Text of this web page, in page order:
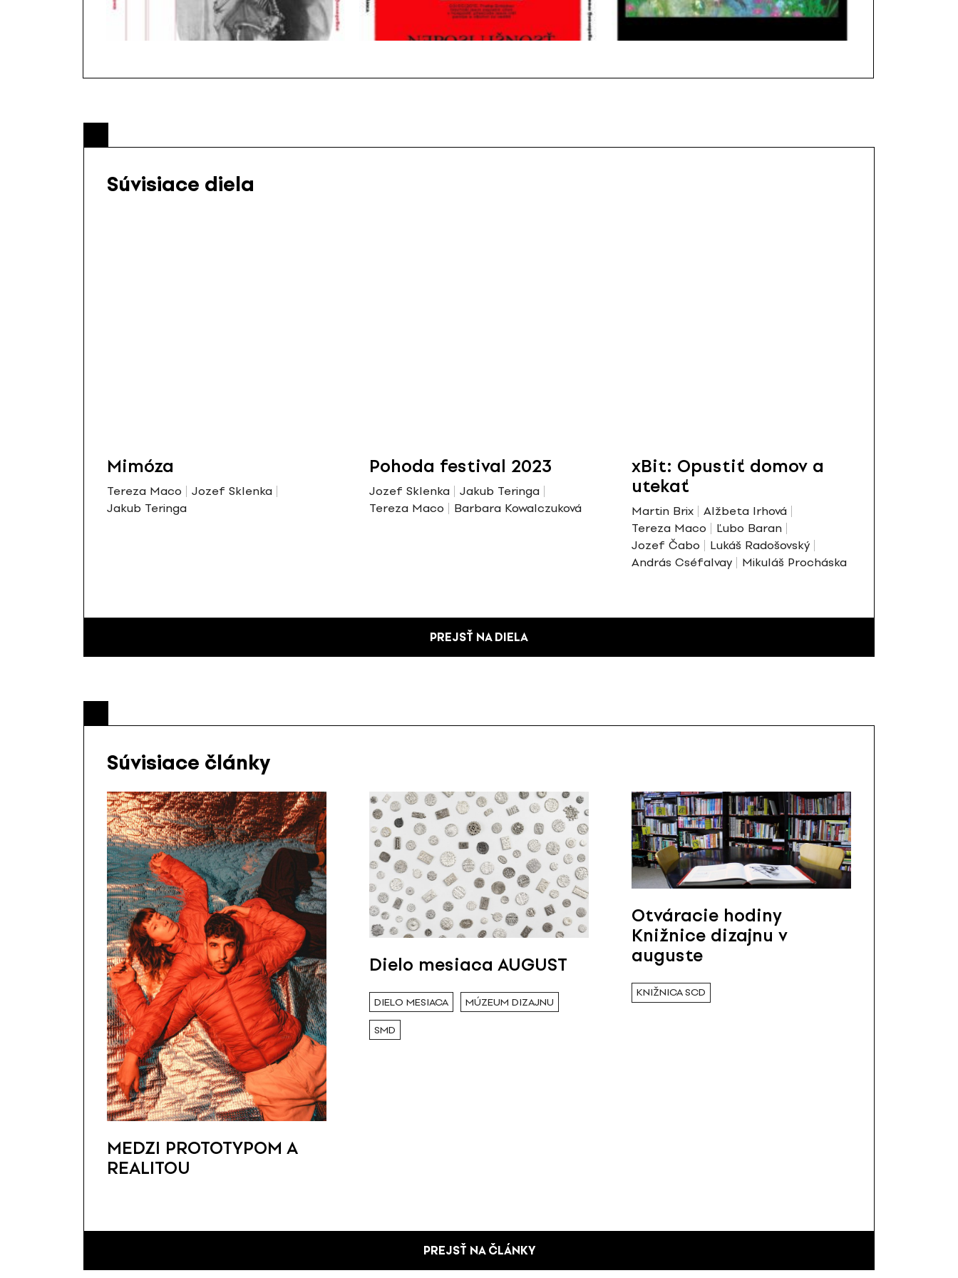
Súvisiace diela
Mimóza
Tereza Maco
Jozef Sklenka
Jakub Teringa
Pohoda festival 2023
Jozef Sklenka
Jakub Teringa
Tereza Maco
Barbara Kowalczuková
xBit: Opustiť domov a
utekať
Martin Brix
Alžbeta Irhová
Tereza Maco
Ľubo Baran
Jozef Čabo
Lukáš Radošovský
András Cséfalvay
Mikuláš Procháska
PREJSŤ NA DIELA
Súvisiace články
MEDZI PROTOTYPOM A
REALITOU
Dielo mesiaca AUGUST
DIELO MESIACA MÚZEUM DIZAJNU
SMD
Otváracie hodiny
Knižnice dizajnu v
auguste
KNIŽNICA SCD
PREJSŤ NA ČLÁNKY